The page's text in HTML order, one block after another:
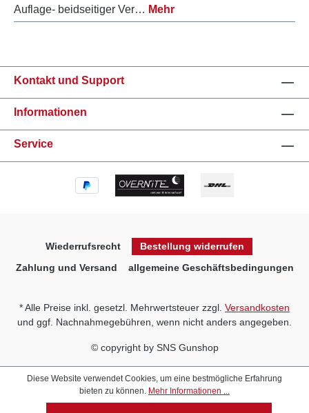
Auflage- beidseitiger Ver… Mehr
Kontakt und Support
Informationen
Service
Wiederrufsrecht
Bestellung widerrufen
Zahlung und Versand
allgemeine Geschäftsbedingungen
* Alle Preise inkl. gesetzl. Mehrwertsteuer zzgl. Versandkosten
und ggf. Nachnahmegebühren, wenn nicht anders angegeben.
© copyright by SNS Gunshop
Diese Website verwendet Cookies, um eine bestmögliche Erfahrung
bieten zu können. Mehr Informationen ...